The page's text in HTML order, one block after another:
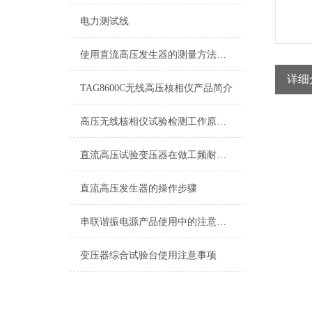
电力测试线
使用直流高压发生器的测量方法有哪几种
TAG8600C无线高压核相仪产品简介
高压无线核相仪试验检测工作原理及校验
直流高压试验变压器在做工频耐压试验时一定要注意的事情
直流高压发生器的操作步骤
串联谐振电源产品使用中的注意事项
变压器综合试验台使用注意事项
详细